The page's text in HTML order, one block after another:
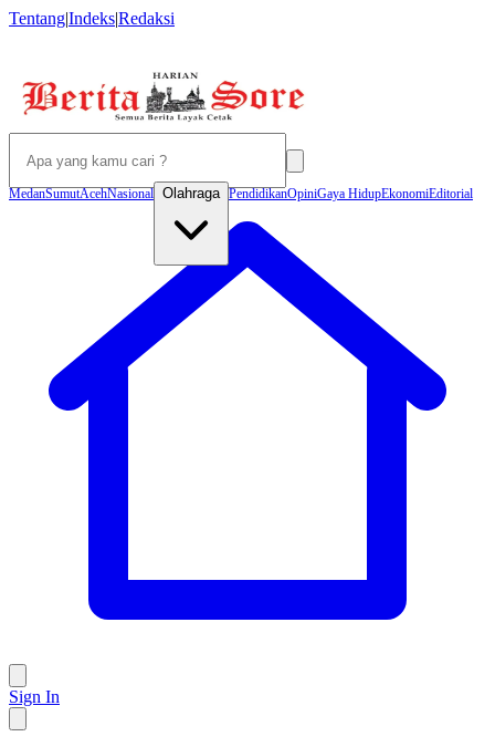
Tentang|Indeks|Redaksi
MedanSumutAcehNasional Olahraga PendidikanOpiniGaya HidupEkonomiEditorial
Sign In